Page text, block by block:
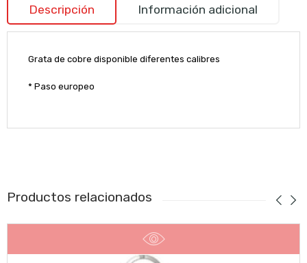
Descripción Información adicional
Grata de cobre disponible diferentes calibres
* Paso europeo
Productos relacionados